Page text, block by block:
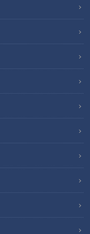
以上
」
飲食料品の値上げは2万
、値上げは一時的に収
。